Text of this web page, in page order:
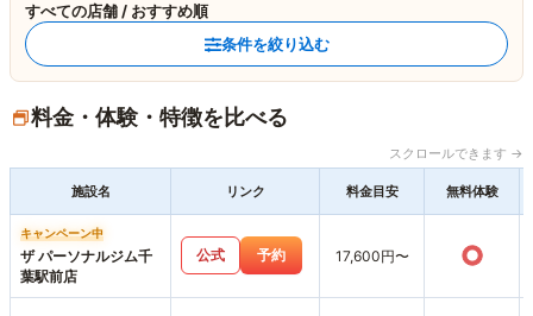
すべての店舗 / おすすめ順
条件を絞り込む
料金・体験・特徴を比べる
スクロールできます →
施設名 リンク 料金目安 無料体験
キャンペーン中
ザ パーソナルジム千
葉駅前店
公式 予約 17,600円〜 ○